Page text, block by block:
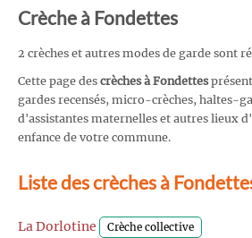
Crèche à Fondettes
2 crèches et autres modes de garde sont
Cette page des crèches à Fondettes
gardes recensés, micro-crèches, haltes-
d'assistantes maternelles et autres lieux
enfance de votre commune.
Liste des crèches à
La Dorlotine Crèche collective